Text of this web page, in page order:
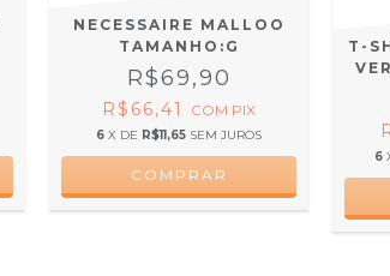
NECESSAIRE MALLOO
TAMANHO:G
R$69,90
R$66,41 COM PIX
6 X DE R$11,65 SEM JUROS
T-
6